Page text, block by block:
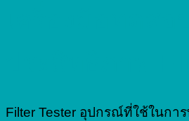
Filter Tester อุปกรณ์ที่ใช้ในกา